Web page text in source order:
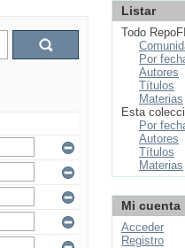
Listar
Todo RepoFI
Por
Autores
Títulos
Materias
Esta
Por
Autores
Títulos
Materias
Mi cuenta
Acceder
Registro